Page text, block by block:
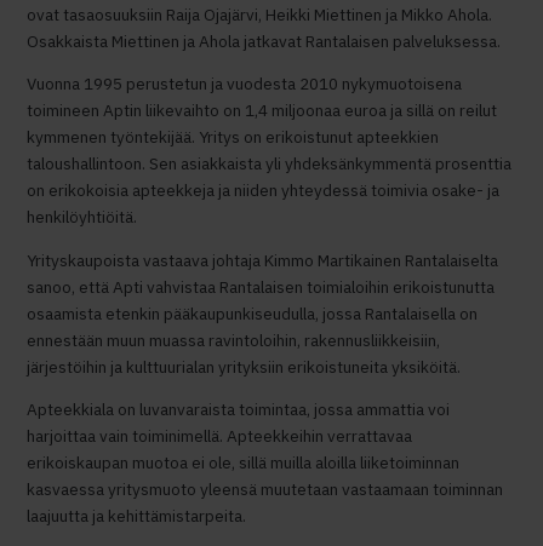
ovat tasaosuuksiin Raija Ojajärvi, Heikki Miettinen ja Mikko Ahola.
Osakkaista Miettinen ja Ahola jatkavat Rantalaisen palveluksessa.
Vuonna 1995 perustetun ja vuodesta 2010 nykymuotoisena
toimineen Aptin liikevaihto on 1,4 miljoonaa euroa ja sillä on reilut
kymmenen työntekijää. Yritys on erikoistunut apteekkien
taloushallintoon. Sen asiakkaista yli yhdeksänkymmentä prosenttia
on erikokoisia apteekkeja ja niiden yhteydessä toimivia osake- ja
henkilöyhtiöitä.
Yrityskaupoista vastaava johtaja Kimmo Martikainen Rantalaiselta
sanoo, että Apti vahvistaa Rantalaisen toimialoihin erikoistunutta
osaamista etenkin pääkaupunkiseudulla, jossa Rantalaisella on
ennestään muun muassa ravintoloihin, rakennusliikkeisiin,
järjestöihin ja kulttuurialan yrityksiin erikoistuneita yksiköitä.
Apteekkiala on luvanvaraista toimintaa, jossa ammattia voi
harjoittaa vain toiminimellä. Apteekkeihin verrattavaa
erikoiskaupan muotoa ei ole, sillä muilla aloilla liiketoiminnan
kasvaessa yritysmuoto yleensä muutetaan vastaamaan toiminnan
laajuutta ja kehittämistarpeita.